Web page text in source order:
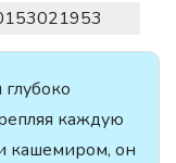
каждую
кашемиром, он